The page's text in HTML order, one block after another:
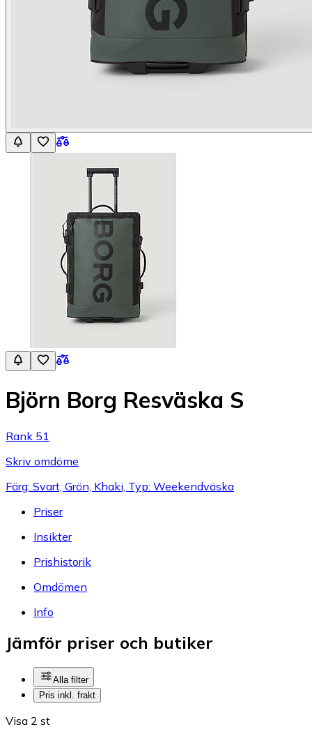
Björn Borg Resväska S
Rank 51
Skriv omdöme
Färg: Svart, Grön, Khaki, Typ: Weekendväska
Priser
Insikter
Prishistorik
Omdömen
Info
Jämför priser och butiker
Alla filter
Pris inkl. frakt
Visa 2 st